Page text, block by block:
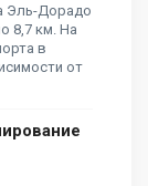
Эль-Дорадо
8,7 км. На
в
от